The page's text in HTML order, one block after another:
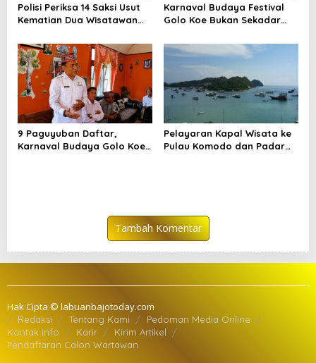
Polisi Periksa 14 Saksi Usut
Kematian Dua Wisatawan
Karnaval Budaya Festival
Golo Koe Bukan Sekadar
Bersama
9 Paguyuban Daftar,
Karnaval Budaya Golo Koe
Pelayaran Kapal Wisata ke
Pulau Komodo dan Padar
Tambah Komentar
Hak Cipta © labuanbajotoday.com
Redaksi Tentang Kami
Pedoman Media Online
Kontak Info
Karir
Kirim Artikel
Pendaftaran Calon Wartawan